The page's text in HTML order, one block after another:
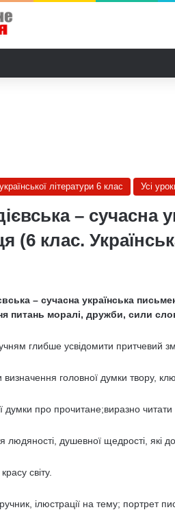
літератури 6 клас Усі
– cучасна
(6 клас.
– cучасна українська
питань моралі, дружби, сили
глибше усвідомити притчевий
визначення головної думки твору,
думки про прочитане;виразно читати
людяності, душевної щедрості, які
світу.
ілюстрації на тему;